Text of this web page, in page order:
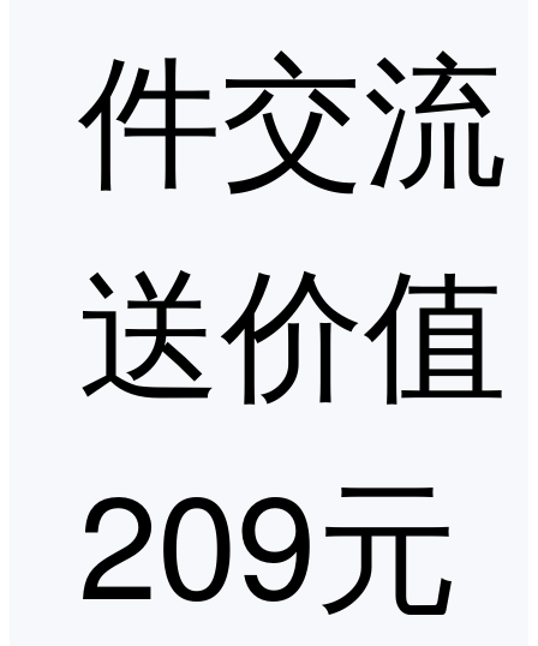
件交流
送价值
209元